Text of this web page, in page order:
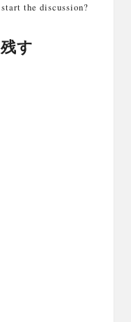
the discussion?
す